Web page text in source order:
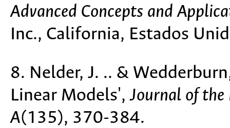
Advanced Concepts and
Inc., California, Estados
8. Nelder, J. .. &
Linear Models',Journal of the
A(135), 370-384.